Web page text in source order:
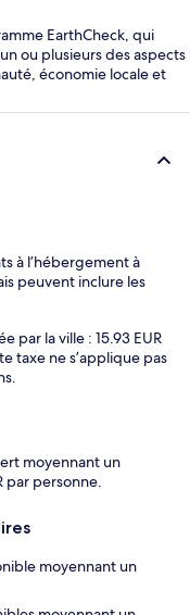
EarthCheck, qui
ou plusieurs des aspects
économie locale et
à l’hébergement à
peuvent inclure les
par la ville : 15.93 EUR
taxe ne s’applique pas
moyennant un
par personne.
moyennant un